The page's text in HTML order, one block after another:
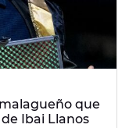
que
Ibai Llanos